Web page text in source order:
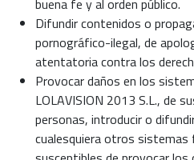
buena fe y al orden público.
Difundir contenidos o
pornográfico-ilegal, de
atentatoria contra los
Provocar daños en los
LOLAVISION 2013 S.L., de
personas, introducir o
cualesquiera otros sistemas